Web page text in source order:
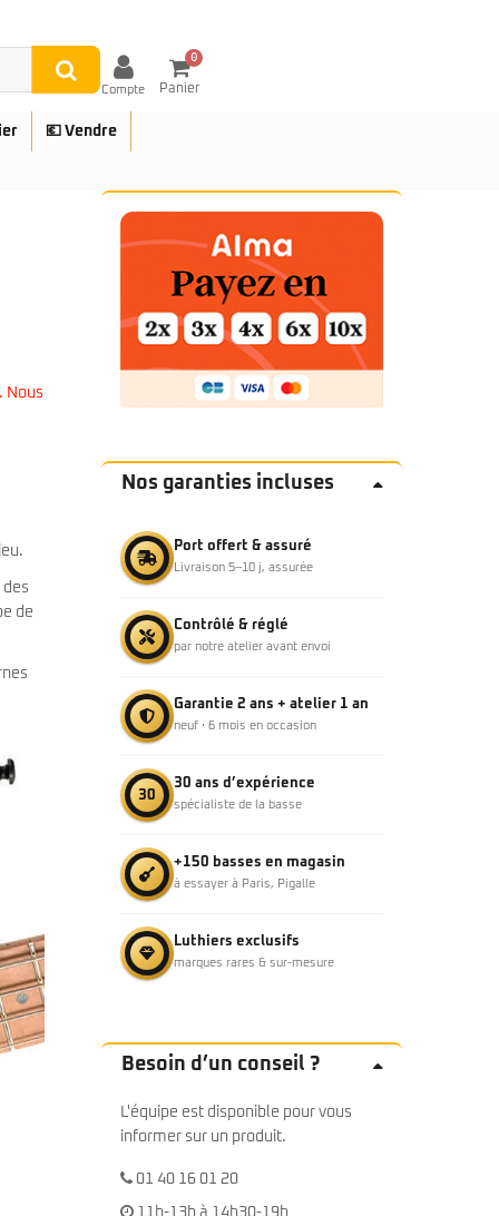
Compte
0
Panier
💶 Vendre
Nous
de
Nos garanties incluses
Port offert & assuré
Livraison 5–10 j, assurée
Contrôlé & réglé
par notre atelier avant envoi
Garantie 2 ans + atelier 1 an
neuf · 6 mois en occasion
30
30 ans d’expérience
spécialiste de la basse
+150 basses en magasin
à essayer à Paris, Pigalle
Luthiers exclusifs
marques rares & sur-mesure
Besoin d’un conseil ?
L'équipe est disponible pour vous
informer sur un produit.
01 40 16 01 20
11h-13h à 14h30-19h